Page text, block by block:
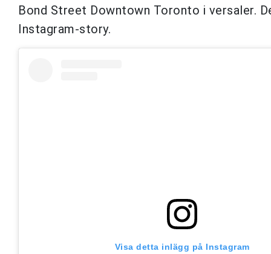
Bond Street Downtown Toronto i versaler.
Instagram-story.
Visa detta inlägg på Instagram